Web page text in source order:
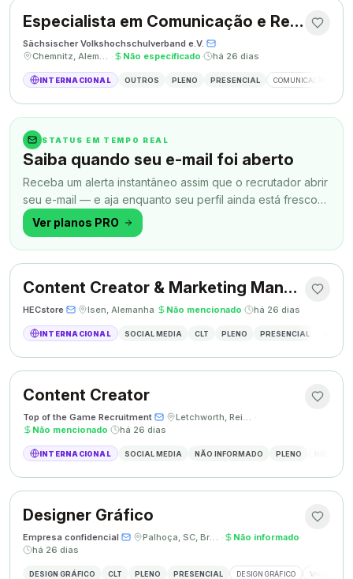
Especialista em Comunicação e Relações Públicas
Sächsischer Volkshochschulverband e.V.·
·
Chemnitz, Alemanha · Não especificado· há 26 dias
INTERNACIONAL OUTROS PLENO PRESENCIAL COMUNICAÇÃO
STATUS EM TEMPO REAL
Saiba quando seu e-mail foi aberto
Receba um alerta instantâneo assim que o recrutador abrir
seu e-mail — e aja enquanto seu perfil ainda está fresco
na memória.
Ver planos PRO
Content Creator & Marketing Manager
HECstore· · Isen, Alemanha· Não mencionado· há 26 dias
INTERNACIONAL SOCIAL MEDIA CLT PLENO PRESENCIAL
Content Creator
Top of the Game Recruitment· · Letchworth, Reino Unido ·
Não mencionado· há 26 dias
INTERNACIONAL SOCIAL MEDIA NÃO INFORMADO PLENO
Designer Gráfico
Empresa confidencial· · Palhoça, SC, Brasil · Não informado·
há 26 dias
DESIGN GRÁFICO CLT PLENO PRESENCIAL DESIGN GRÁFICO VAGA